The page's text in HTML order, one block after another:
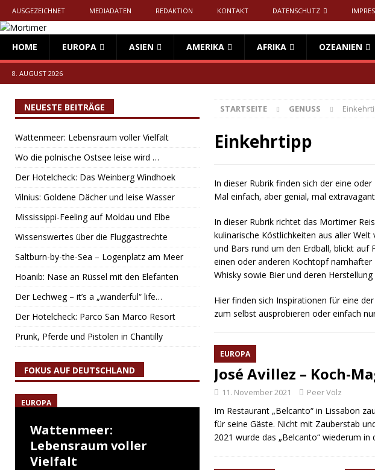
AUSGEZEICHNET MEDIADATEN REDAKTION KONTAKT DATENSCHUTZ
HOME EUROPA ASIEN AMERIKA AFRIKA OZEANIEN
8. AUGUST 2026
STARTSEITE GENUSS
Einkehrtipp
In dieser Rubrik finden sich der eine
Mal einfach, aber genial, mal
In dieser Rubrik richtet das Mortimer
kulinarische Köstlichkeiten aus aller
und Bars rund um den Erdball, blickt auf
einen oder anderen Kochtopf namhafter
Whisky sowie Bier und deren
Hier finden sich Inspirationen für eine
zum selbst ausprobieren oder einfach
EUROPA
José Avillez – Koch-
11. November 2021 Peer Völz
Im Restaurant „Belcanto“ in Lissabon
für seine Gäste. Nicht mit Zauberstab
2021 wurde das „Belcanto“ wiederum in
NEUESTE BEITRÄGE
Wattenmeer: Lebensraum voller Vielfalt
Wo die polnische Ostsee leise wird …
Der Hotelcheck: Das Weinberg Windhoek
Vilnius: Goldene Dächer und leise Wasser
Mississippi-Feeling auf Moldau und Elbe
Wissenswertes über die Fluggastrechte
Saltburn-by-the-Sea – Logenplatz am Meer
Hoanib: Nase an Rüssel mit den Elefanten
Der Lechweg – it’s a „wanderful“ life…
Der Hotelcheck: Parco San Marco Resort
Prunk, Pferde und Pistolen in Chantilly
FOKUS AUF DEUTSCHLAND
EUROPA
Wattenmeer:
Lebensraum voller
Vielfalt